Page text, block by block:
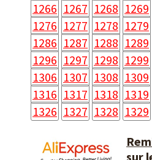
1266 1267 1268 1269
1276 1277 1278 1279
1286 1287 1288 1289
1296 1297 1298 1299
1306 1307 1308 1309
1316 1317 1318 1319
1326 1327 1328 1329
sur